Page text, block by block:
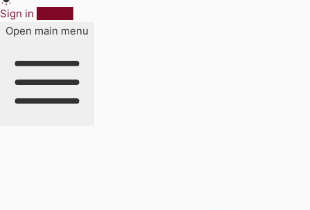
Sign in
Open main menu